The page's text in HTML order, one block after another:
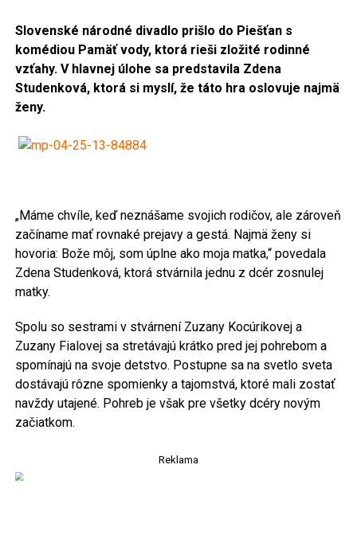
Slovenské národné divadlo prišlo do Piešťan s
komédiou Pamäť vody, ktorá rieši zložité rodinné
vzťahy. V hlavnej úlohe sa predstavila Zdena
Studenková, ktorá si myslí, že táto hra oslovuje najmä
ženy.
„Máme chvíle, keď neznášame svojich rodičov, ale zároveň
začíname mať rovnaké prejavy a gestá. Najmä ženy si
hovoria: Bože môj, som úplne ako moja matka,“ povedala
Zdena Studenková, ktorá stvárnila jednu z dcér zosnulej
matky.
Spolu so sestrami v stvárnení Zuzany Kocúrikovej a
Zuzany Fialovej sa stretávajú krátko pred jej pohrebom a
spomínajú na svoje detstvo. Postupne sa na svetlo sveta
dostávajú rôzne spomienky a tajomstvá, ktoré mali zostať
navždy utajené. Pohreb je však pre všetky dcéry novým
začiatkom.
Reklama